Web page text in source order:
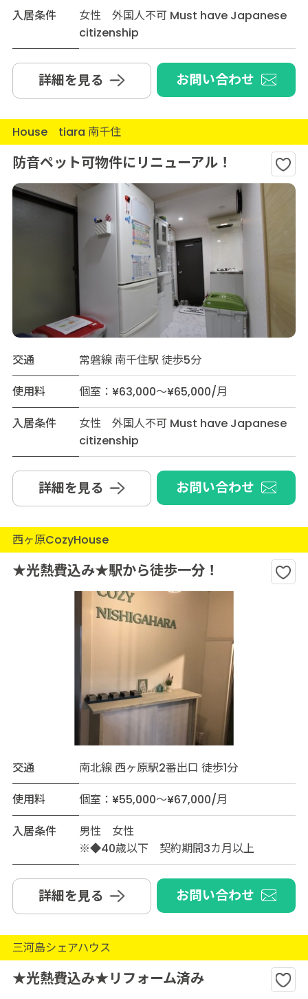
入居条件
女性 外国人不可 Must have Japanese
citizenship
詳細を見る お問い合わせ
House tiara 南千住
防音ペット可物件にリニューアル！
交通
常磐線 南千住駅 徒歩5分
使用料
個室：¥63,000～¥65,000/月
入居条件
女性 外国人不可 Must have Japanese
citizenship
詳細を見る お問い合わせ
西ヶ原CozyHouse
★光熱費込み★駅から徒歩一分！
交通
南北線 西ヶ原駅2番出口 徒歩1分
使用料
個室：¥55,000～¥67,000/月
入居条件
男性 女性
※◆40歳以下 契約期間3カ月以上
詳細を見る お問い合わせ
三河島シェアハウス
★光熱費込み★リフォーム済み